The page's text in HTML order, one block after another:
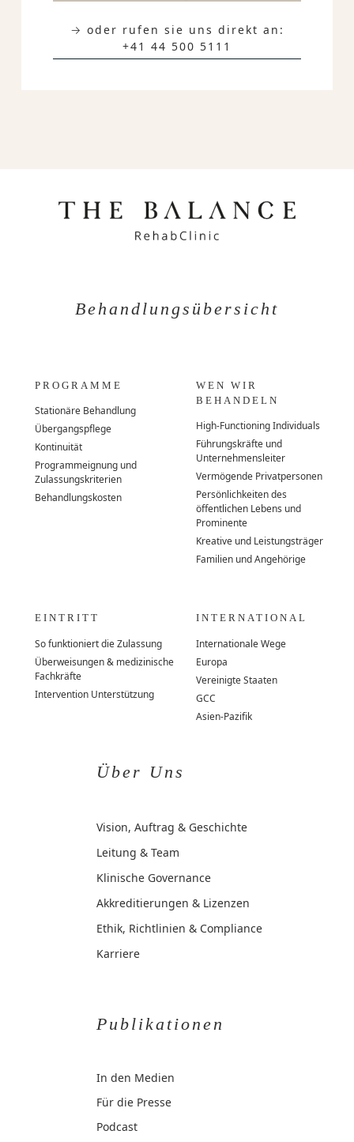
→ oder rufen sie uns direkt an:
+41 44 500 5111
Behandlungsübersicht
PROGRAMME
Stationäre Behandlung
Übergangspflege
Kontinuität
Programmeignung und
Zulassungskriterien
Behandlungskosten
WEN WIR
BEHANDELN
High-Functioning Individuals
Führungskräfte und
Unternehmensleiter
Vermögende Privatpersonen
Persönlichkeiten des
öffentlichen Lebens und
Prominente
Kreative und Leistungsträger
Familien und Angehörige
EINTRITT
So funktioniert die Zulassung
Überweisungen & medizinische
Fachkräfte
Intervention Unterstützung
INTERNATIONAL
Internationale Wege
Europa
Vereinigte Staaten
GCC
Asien-Pazifik
Über Uns
Vision, Auftrag & Geschichte
Leitung & Team
Klinische Governance
Akkreditierungen & Lizenzen
Ethik, Richtlinien & Compliance
Karriere
Publikationen
In den Medien
Für die Presse
Podcast